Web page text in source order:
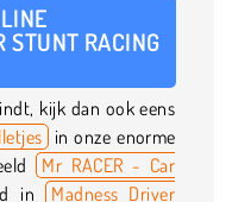
STUNT RACING
kijk dan ook eens
in onze enorme
Mr RACER - Car
in Madness Driver